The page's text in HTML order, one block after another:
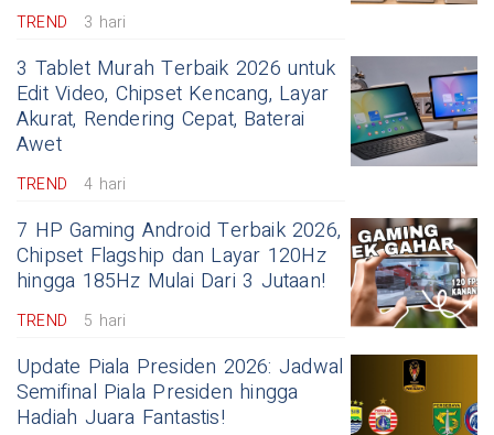
TREND 3 hari
3 Tablet Murah Terbaik 2026 untuk
Edit Video, Chipset Kencang, Layar
Akurat, Rendering Cepat, Baterai
Awet
TREND 4 hari
7 HP Gaming Android Terbaik 2026,
Chipset Flagship dan Layar 120Hz
hingga 185Hz Mulai Dari 3 Jutaan!
TREND 5 hari
Update Piala Presiden 2026: Jadwal
Semifinal Piala Presiden hingga
Hadiah Juara Fantastis!